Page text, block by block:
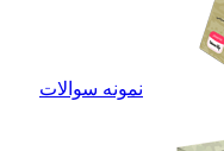
نمونه سوالات